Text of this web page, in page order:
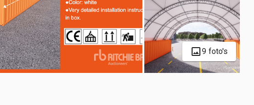
9 foto's